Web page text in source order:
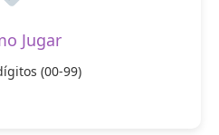
Jugar
(00-99)